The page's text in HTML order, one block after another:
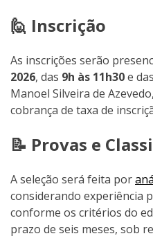
🙋 Inscrição
As inscrições serão
2026, das 9h às 11h30e das
Manoel Silveira de
cobrança de taxa de
📝 Provas e
A seleção será feita por
considerando experiência
conforme os critérios do
prazo de seis meses, sob